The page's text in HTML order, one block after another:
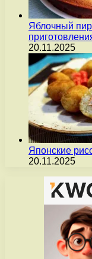
Яблочный
20.11.2025
Японские
20.11.2025